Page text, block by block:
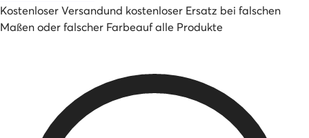
Kostenloser Versandund kostenloser Ersatz bei falschen
Maßen oder falscher Farbeauf alle Produkte